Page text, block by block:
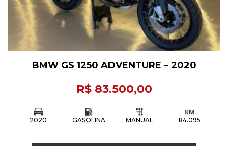
BMW GS 1250 ADVENTURE – 2020
R$ 83.500,00
2020 GASOLINA MANUAL 84.095